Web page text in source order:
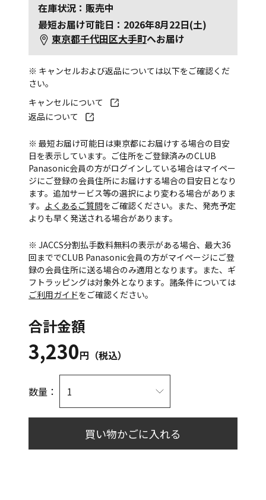
在庫状況：販売中
最短お届け可能日：2026年8月22日(土)
東京都千代田区大手町へお届け
※ キャンセルおよび返品については以下をご確認くだ
さい。
キャンセルについて
返品について
※ 最短お届け可能日は東京都にお届けする場合の目安
日を表示しています。ご住所をご登録済みのCLUB
Panasonic会員の方がログインしている場合はマイペー
ジにご登録の会員住所にお届けする場合の目安日となり
ます。追加サービス等の選択により変わる場合がありま
す。 よくあるご質問をご確認ください。また、発売予定
よりも早く発送される場合があります。
※ JACCS分割払手数料無料の表示がある場合、最大36
回まででCLUB Panasonic会員の方がマイページにご登
録の会員住所に送る場合のみ適用となります。また、ギ
フトラッピングは対象外となります。諸条件については
ご利用ガイドをご確認ください。
合計金額
3,230円（税込）
数量：
買い物かごに入れる